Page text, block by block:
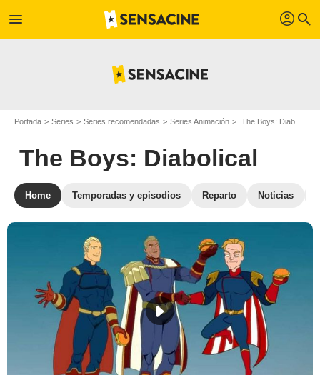
menu profil search
Portada Series Series recomendadas Series Animación The Boys: Diabolical
The Boys: Diabolical
Home Temporadas y episodios Reparto Noticias